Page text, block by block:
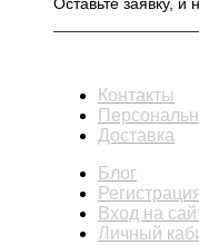
Оставьте заявку,
Контакты
Доставка
Блог
Вход на
Личный